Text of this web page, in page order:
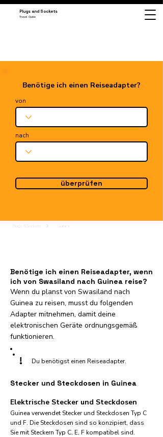
Plugs and Sockets
Travel Guide
Benötige ich einen Reiseadapter?
von
nach
überprüfen
Benötige ich einen Reiseadapter, wenn
ich von Swasiland nach Guinea reise?
Wenn du planst von Swasiland nach
Guinea zu reisen, musst du folgenden
Adapter mitnehmen, damit deine
elektronischen Geräte ordnungsgemäß
funktionieren.
! Du benötigst einen Reiseadapter.
Stecker und Steckdosen in Guinea
Elektrische Stecker und Steckdosen
Guinea verwendet Stecker und Steckdosen Typ C
und F. Die Steckdosen sind so konzipiert, dass
Sie mit Steckern Typ C, E, F kompatibel sind.